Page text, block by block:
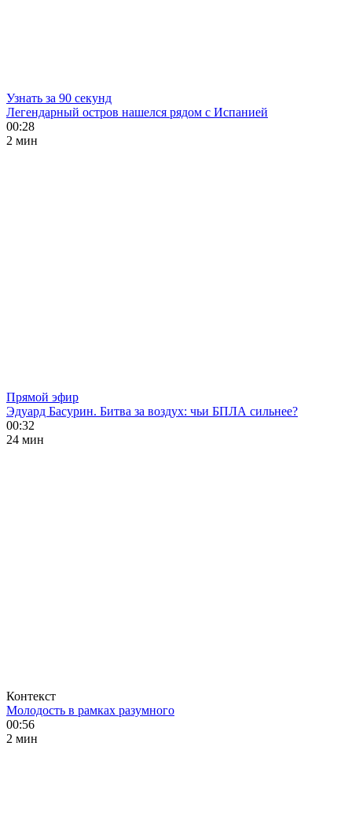
Узнать за 90 секунд
Легендарный остров нашелся рядом с Испанией
00:28
2 мин
Прямой эфир
Эдуард Басурин. Битва за воздух: чьи БПЛА сильнее?
00:32
24 мин
Контекст
Молодость в рамках разумного
00:56
2 мин